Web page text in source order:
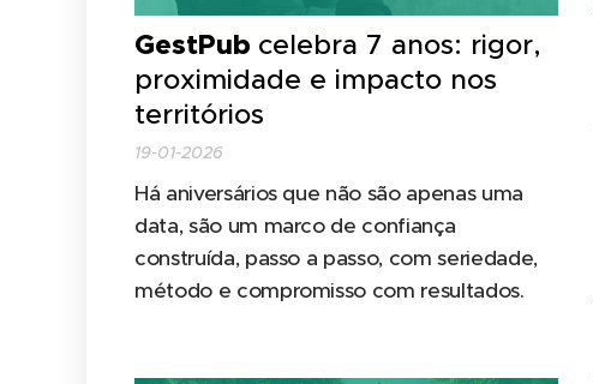
GestPub celebra 7 anos: rigor,
proximidade e impacto nos
territórios
19-01-2026
Há aniversários que não são apenas uma
data, são um marco de confiança
construída, passo a passo, com seriedade,
método e compromisso com resultados.